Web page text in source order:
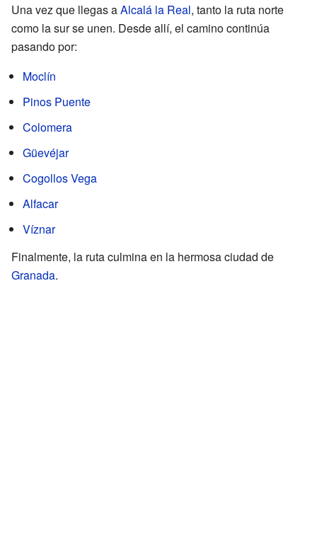
Una vez que llegas aAlcalá la Real, tanto la ruta norte
como la sur se unen. Desde allí, el camino continúa
pasando por:
Moclín
Pinos Puente
Colomera
Güevéjar
Cogollos Vega
Alfacar
Víznar
Finalmente, la ruta culmina en la hermosa ciudad de
Granada.